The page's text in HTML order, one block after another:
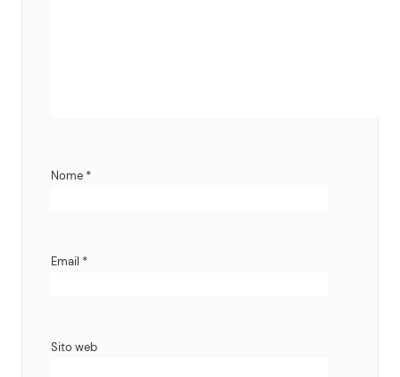
Nome *
Email *
Sito web